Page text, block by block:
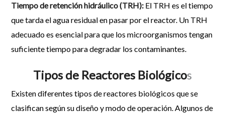
Tiempo de retención hidráulico (TRH): El TRH es el tiempo
que tarda el agua residual en pasar por el reactor. Un TRH
adecuado es esencial para que los microorganismos tengan
suficiente tiempo para degradar los contaminantes.
Tipos de Reactores Biológicos
Existen diferentes tipos de reactores biológicos que se
clasifican según su diseño y modo de operación. Algunos de